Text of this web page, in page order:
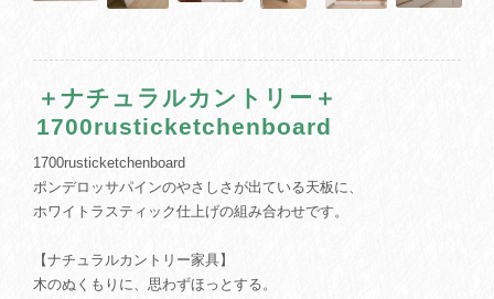
＋ナチュラルカントリー＋
1700rusticketchenboard
1700rusticketchenboard
ポンデロッサパインのやさしさが出ている天板に、
ホワイトラスティック仕上げの組み合わせです。
【ナチュラルカントリー家具】
木のぬくもりに、思わずほっとする。